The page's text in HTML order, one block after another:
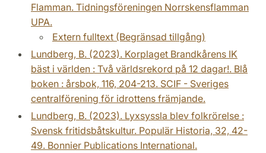
Flamman. Tidningsföreningen Norrskensflamman
UPA.
Extern fulltext (Begränsad tillgång)
Lundberg, B. (2023). Korplaget Brandkårens IK
bäst i världen : Två världsrekord på 12 dagar!. Blå
boken : årsbok, 116, 204-213. SCIF - Sveriges
centralförening för idrottens främjande.
Lundberg, B. (2023). Lyxsyssla blev folkrörelse :
Svensk fritidsbåtskultur. Populär Historia, 32, 42-
49. Bonnier Publications International.